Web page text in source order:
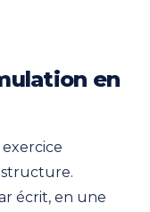
en
structure.
écrit, en une